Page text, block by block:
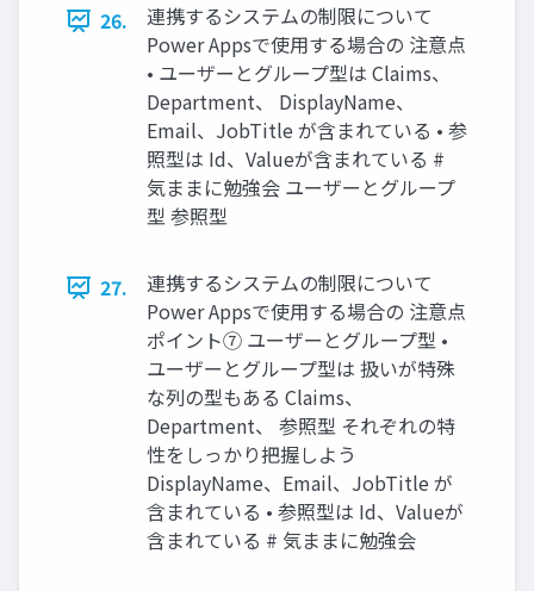
26.
連携するシステムの制限について
Power Appsで使用する場合の 注意点
• ユーザーとグループ型は Claims、
Department、 DisplayName、
Email、JobTitle が含まれている • 参
照型は Id、Valueが含まれている #
気ままに勉強会 ユーザーとグループ
型 参照型
27.
連携するシステムの制限について
Power Appsで使用する場合の 注意点
ポイント⑦ ユーザーとグループ型 •
ユーザーとグループ型は 扱いが特殊
な列の型もある Claims、
Department、 参照型 それぞれの特
性をしっかり把握しよう
DisplayName、Email、JobTitle が
含まれている • 参照型は Id、Valueが
含まれている # 気ままに勉強会